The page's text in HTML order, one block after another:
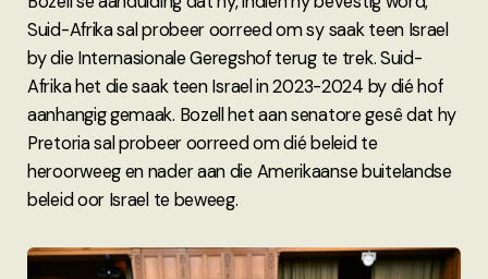
Suid-Afrika sal probeer oorreed om sy saak teen Israel
by die Internasionale Geregshof terug te trek. Suid-
Afrika het die saak teen Israel in 2023-2024 by dié hof
aanhangig gemaak. Bozell het aan senatore gesê dat hy
Pretoria sal probeer oorreed om dié beleid te
heroorweeg en nader aan die Amerikaanse buitelandse
beleid oor Israel te beweeg.